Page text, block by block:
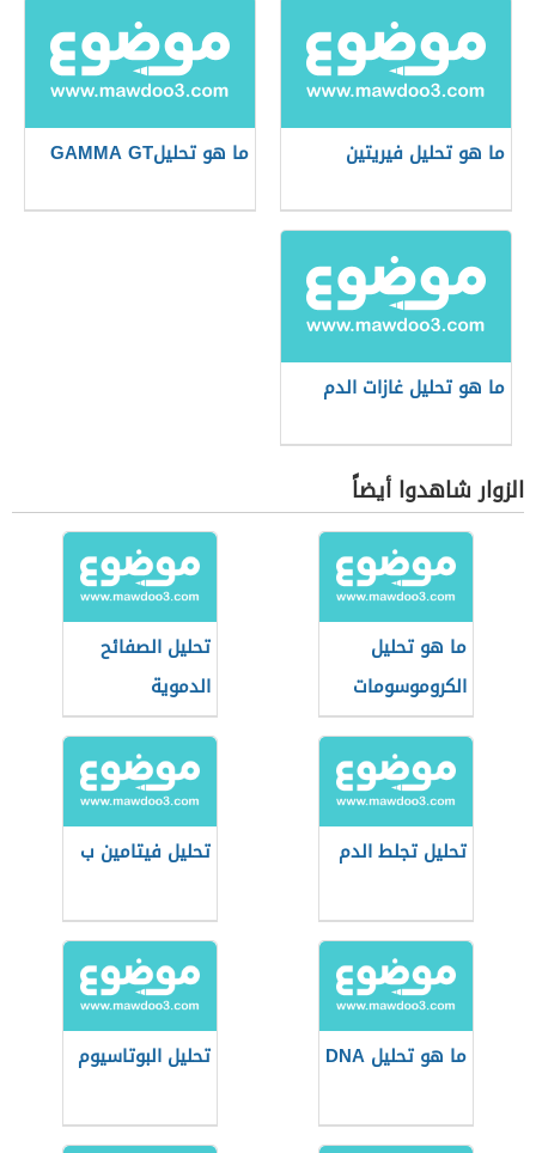
ما هو تحليل فيريتين ما هو تحليلGAMMA GT
ما هو تحليل غازات الدم
الزوار شاهدوا أيضاً
ما هو تحليل
الكروموسومات
تحليل الصفائح
الدموية
تحليل تجلط الدم تحليل فيتامين ب
ما هو تحليل DNA تحليل البوتاسيوم